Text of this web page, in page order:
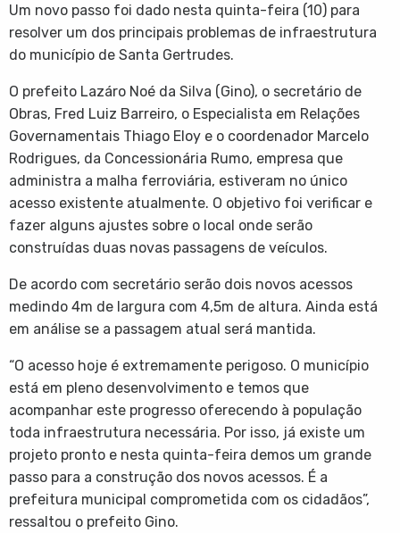
Um novo passo foi dado nesta quinta-feira (10) para
resolver um dos principais problemas de infraestrutura
do município de Santa Gertrudes.
O prefeito Lazáro Noé da Silva (Gino), o secretário de
Obras, Fred Luiz Barreiro, o Especialista em Relações
Governamentais Thiago Eloy e o coordenador Marcelo
Rodrigues, da Concessionária Rumo, empresa que
administra a malha ferroviária, estiveram no único
acesso existente atualmente. O objetivo foi verificar e
fazer alguns ajustes sobre o local onde serão
construídas duas novas passagens de veículos.
De acordo com secretário serão dois novos acessos
medindo 4m de largura com 4,5m de altura. Ainda está
em análise se a passagem atual será mantida.
“O acesso hoje é extremamente perigoso. O município
está em pleno desenvolvimento e temos que
acompanhar este progresso oferecendo à população
toda infraestrutura necessária. Por isso, já existe um
projeto pronto e nesta quinta-feira demos um grande
passo para a construção dos novos acessos. É a
prefeitura municipal comprometida com os cidadãos”,
ressaltou o prefeito Gino.